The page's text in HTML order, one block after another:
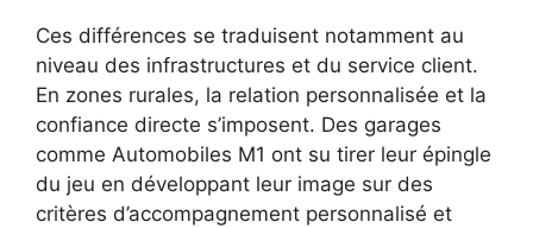
Ces différences se traduisent notamment au
niveau des infrastructures et du service client.
En zones rurales, la relation personnalisée et la
confiance directe s’imposent. Des garages
comme Automobiles M1 ont su tirer leur épingle
du jeu en développant leur image sur des
critères d’accompagnement personnalisé et